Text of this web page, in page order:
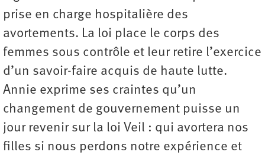
prise en charge hospitalière des
avortements. La loi place le corps des
femmes sous contrôle et leur retire l’exercice
d’un savoir-faire acquis de haute lutte.
Annie exprime ses craintes qu’un
changement de gouvernement puisse un
jour revenir sur la loi Veil : qui avortera nos
filles si nous perdons notre expérience et